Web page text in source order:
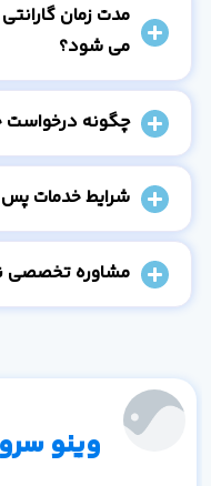
مدت زمان
می شود؟
چگونه درخواست
شرایط خدمات
مشاوره تخصصی
وینو